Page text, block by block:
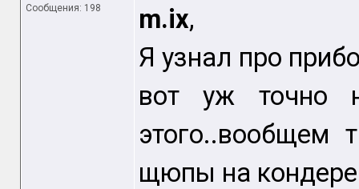
Сообщения: 198
m.ix,
Я узнал про
вот уж точно
этого..вообщем
щюпы на кондере